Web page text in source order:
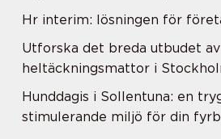
Hr interim: lösningen för
Utforska det breda utbudet av
heltäckningsmattor i
Hunddagis i Sollentuna: en
stimulerande miljö för din